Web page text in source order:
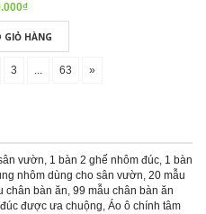
GIỎ HÀNG
3 ... 63 »
vườn, 1 bàn 2 ghế nhôm đúc, 1 bàn
nhôm dùng cho sân vườn, 20 mẫu
chân bàn ăn, 99 mẫu chân bàn ăn
được ưa chuộng, Áo ô chính tâm